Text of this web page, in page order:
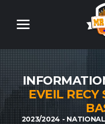
EVEIL
2023/2024 -